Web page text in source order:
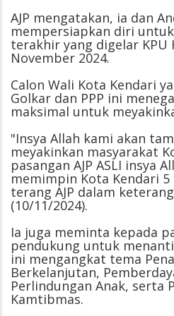
AJP mengatakan, ia dan
mempersiapkan diri
terakhir yang digelar KPU
November 2024.
Calon Wali Kota Kendari
Golkar dan PPP ini
maksimal untuk
"Insya Allah kami akan
meyakinkan masyarakat
pasangan AJP ASLI insya
memimpin Kota Kendari
terang AJP dalam
(10/11/2024).
Ia juga meminta kepada
pendukung untuk
ini mengangkat tema
Berkelanjutan,
Perlindungan Anak, serta
Kamtibmas.